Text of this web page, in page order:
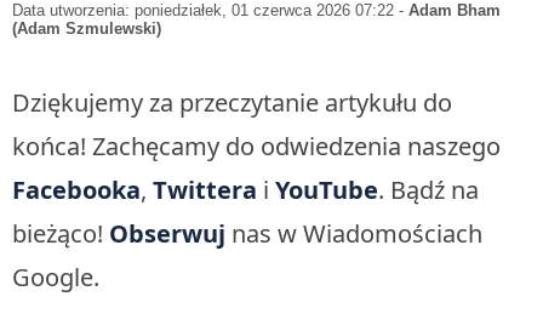
Data utworzenia: poniedziałek, 01 czerwca 2026 07:22 - Adam Bham
(Adam Szmulewski)
Dziękujemy za przeczytanie artykułu do
końca! Zachęcamy do odwiedzenia naszego
Facebooka, Twittera i YouTube. Bądź na
bieżąco! Obserwuj nas w Wiadomościach
Google.